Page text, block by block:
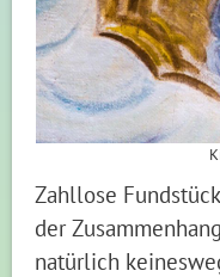
Zahllose
der
natürlich